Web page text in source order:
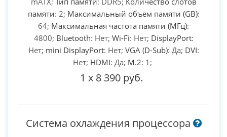
памяти: 2; Максимальный объём памяти (GB):
64; Максимальная частота памяти (МГц):
4800; Bluetooth: Нет; Wi-Fi: Нет; DisplayPort:
Нет; mini DisplayPort: Нет; VGA (D-Sub): Да; DVI:
Нет; HDMI: Да; M.2: 1;
1 x 8 390 руб.
Система охлаждения процессора